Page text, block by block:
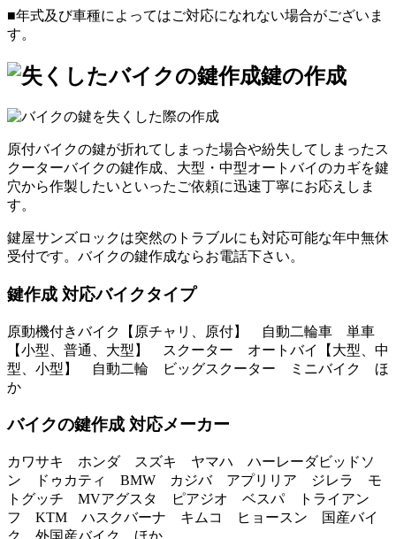
■年式及び車種によってはご対応になれない場合がございま
す。
鍵の作成
原付バイクの鍵が折れてしまった場合や紛失してしまったス
クーターバイクの鍵作成、大型・中型オートバイのカギを鍵
穴から作製したいといったご依頼に迅速丁寧にお応えしま
す。
鍵屋サンズロックは突然のトラブルにも対応可能な年中無休
受付です。バイクの鍵作成ならお電話下さい。
鍵作成 対応バイクタイプ
原動機付きバイク【原チャリ、原付】 自動二輪車 単車
【小型、普通、大型】 スクーター オートバイ【大型、中
型、小型】 自動二輪 ビッグスクーター ミニバイク ほ
か
バイクの鍵作成 対応メーカー
カワサキ ホンダ スズキ ヤマハ ハーレーダビッドソ
ン ドゥカティ BMW カジバ アプリリア ジレラ モ
トグッチ MVアグスタ ピアジオ ベスパ トライアン
フ KTM ハスクバーナ キムコ ヒョースン 国産バイ
ク 外国産バイク ほか